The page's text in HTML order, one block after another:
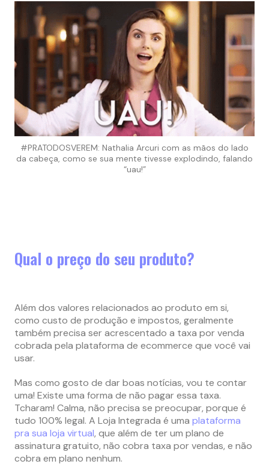
#PRATODOSVEREM: Nathalia Arcuri com as mãos do lado
da cabeça, como se sua mente tivesse explodindo, falando
“uau!”
Qual o preço do seu produto?
Além dos valores relacionados ao produto em si,
como custo de produção e impostos, geralmente
também precisa ser acrescentado a taxa por venda
cobrada pela plataforma de ecommerce que você vai
usar.
Mas como gosto de dar boas notícias, vou te contar
uma! Existe uma forma de não pagar essa taxa.
Tcharam! Calma, não precisa se preocupar, porque é
tudo 100% legal. A Loja Integrada é uma plataforma
pra sua loja virtual, que além de ter um plano de
assinatura gratuito, não cobra taxa por vendas, e não
cobra em plano nenhum.